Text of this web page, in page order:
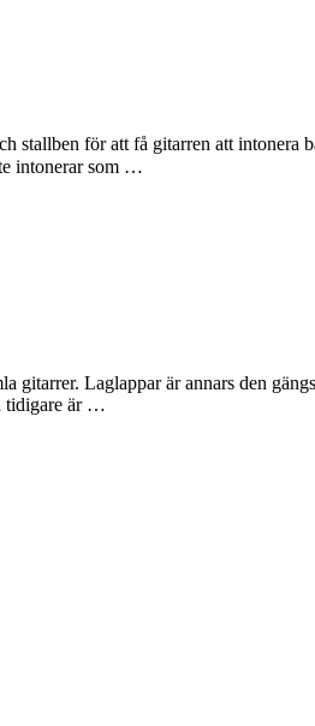
stallben för att få gitarren att
intonerar som …
Laglappar är annars den
tidigare är …